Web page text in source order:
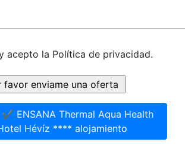
acepto la Política de privacidad.
✔️ ENSANA Thermal Aqua Health
Hévíz **** alojamiento